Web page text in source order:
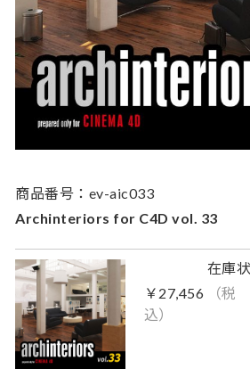
商品番号：ev-aic033
Archinteriors for C4D vol. 33
在庫
￥27,456
（税
込）